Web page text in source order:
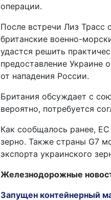
операции.
После встречи Лиз Трасс
британские военно-
удастся решить
предоставление Украине
от нападения России.
Британия обсуждает с
вероятно, потребуется
Как сообщалось ранее,
зерно. Также страны G7
экспорта украинского
Железнодорожные
Запущен контейнерный